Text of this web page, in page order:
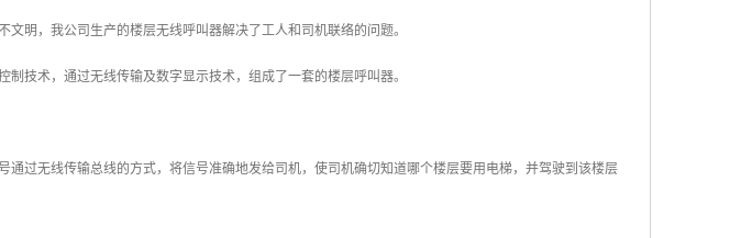
明，我公司生产的楼层无线呼叫器解决了工人和司机联络的问题。
技术，通过无线传输及数字显示技术，组成了一套的楼层呼叫器。
过无线传输总线的方式，将信号准确地发给司机，使司机确切知道哪个楼层要用电梯，并驾驶到该楼层